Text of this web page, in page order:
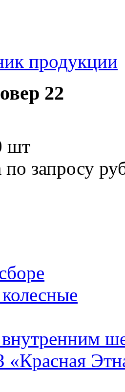
продукции
22
шт
запросу